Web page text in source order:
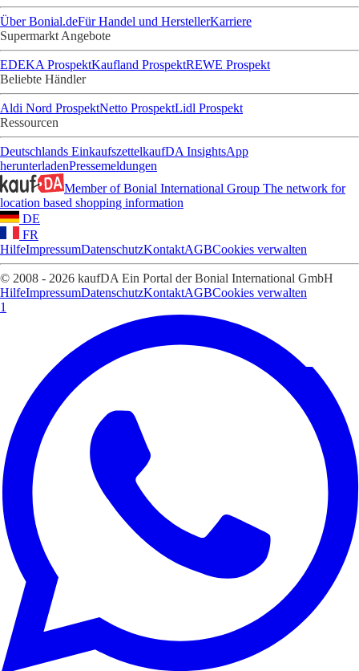
Über Bonial.deFür Handel und HerstellerKarriere
Supermarkt Angebote
EDEKA ProspektKaufland ProspektREWE Prospekt
Beliebte Händler
Aldi Nord ProspektNetto ProspektLidl Prospekt
Ressourcen
Deutschlands EinkaufszettelkaufDA InsightsApp
herunterladenPressemeldungen
Member of Bonial International Group The network for
location based shopping information
DE
FR
HilfeImpressumDatenschutzKontaktAGBCookies verwalten
© 2008 - 2026 kaufDA Ein Portal der Bonial International GmbH
HilfeImpressumDatenschutzKontaktAGBCookies verwalten
1